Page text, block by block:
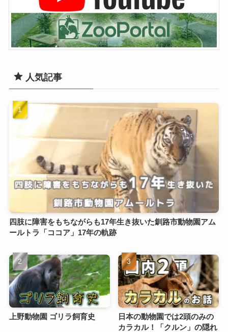
人気記事
四肢に障害をもちながらも17年生き抜いた釧路市動物園アム
ールトラ「ココア」17年の軌跡
上野動物園 ゴリラ飼育史
日本の動物園では2頭のみの
カラカル！「クルン」の隠れ